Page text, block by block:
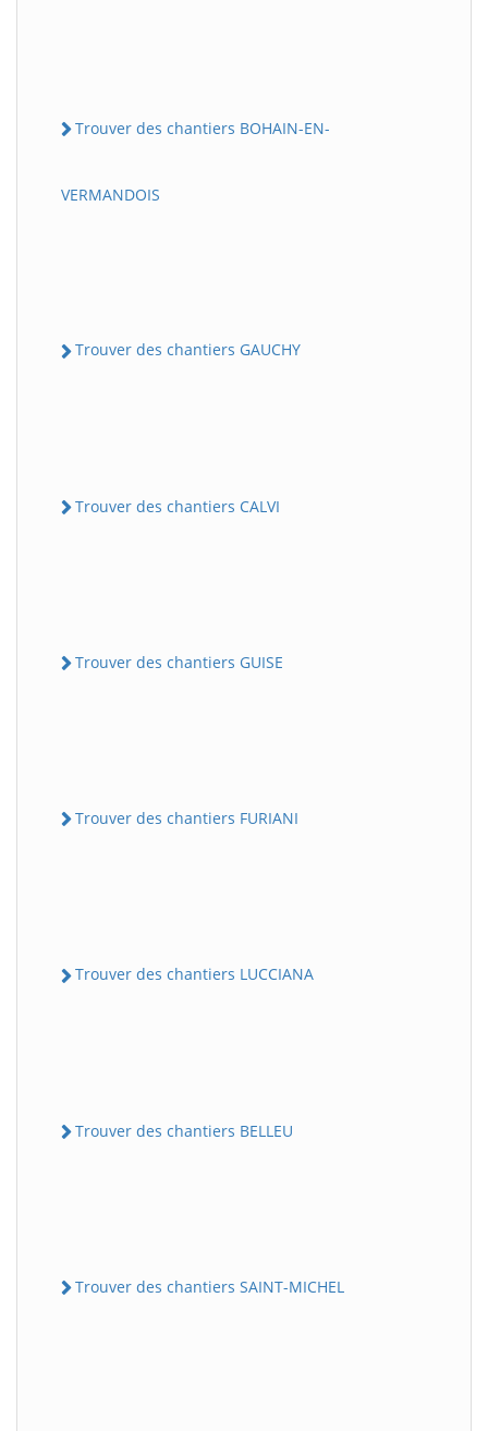
Trouver des chantiers BOHAIN-EN-
VERMANDOIS
Trouver des chantiers GAUCHY
Trouver des chantiers CALVI
Trouver des chantiers GUISE
Trouver des chantiers FURIANI
Trouver des chantiers LUCCIANA
Trouver des chantiers BELLEU
Trouver des chantiers SAINT-MICHEL